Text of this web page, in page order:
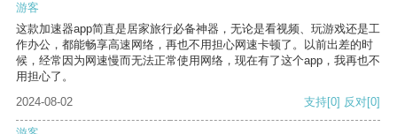
游客
这款加速器app简直是居家旅行必备神器，无论是看视频、玩游戏还是工
作办公，都能畅享高速网络，再也不用担心网速卡顿了。以前出差的时
候，经常因为网速慢而无法正常使用网络，现在有了这个app，我再也不
用担心了。
2024-08-02
支持[0] 反对[0]